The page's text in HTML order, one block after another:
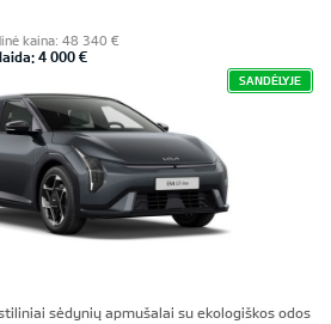
kaina: 48 340 €
4 000 €
SANDĖLYJE
sėdynių apmušalai su ekologiškos odos